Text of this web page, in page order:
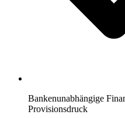
Bankenunabhängige
Provisionsdruck